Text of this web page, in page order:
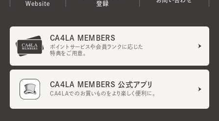
Website
登録
CA4LA MEMBERS
ポイントサービスや会員ランクに応じた
特典をご用意。
CA4LA MEMBERS 公式アプリ
CA4LAでのお買いものをより楽しく便利に。